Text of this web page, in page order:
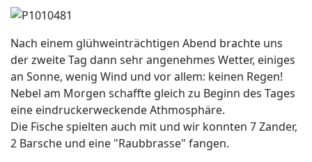
Nach einem glühweinträchtigen Abend brachte uns
der zweite Tag dann sehr angenehmes Wetter, einiges
an Sonne, wenig Wind und vor allem: keinen Regen!
Nebel am Morgen schaffte gleich zu Beginn des Tages
eine eindruckerweckende Athmosphäre.
Die Fische spielten auch mit und wir konnten 7 Zander,
2 Barsche und eine "Raubbrasse" fangen.